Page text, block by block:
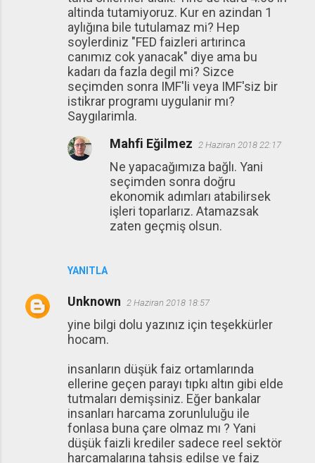
altinda tutamiyoruz. Kur en azindan 1
aylığına bile tutulamaz mi? Hep
soylerdiniz "FED faizleri artırinca
canımız cok yanacak" diye ama bu
kadarı da fazla degil mi? Sizce
seçimden sonra IMF'li veya IMF'siz bir
istikrar programı uygulanir mı?
Saygılarimla.
YANITLA
Mahfi Eğilmez 2 Haziran 2018 22:17
Ne yapacağımıza bağlı. Yani
seçimden sonra doğru
ekonomik adımları atabilirsek
işleri toparlarız. Atamazsak
zaten geçmiş olsun.
Unknown 2 Haziran 2018 18:57
yine bilgi dolu yazınız için teşekkürler
hocam.
insanların düşük faiz ortamlarında
ellerine geçen parayı tıpkı altın gibi elde
tutmaları demişsiniz. Eğer bankalar
insanları harcama zorunluluğu ile
fonlasa buna çare olmaz mı ? Yani
düşük faizli krediler sadece reel sektör
harcamalarına tahsis edilse ve faiz